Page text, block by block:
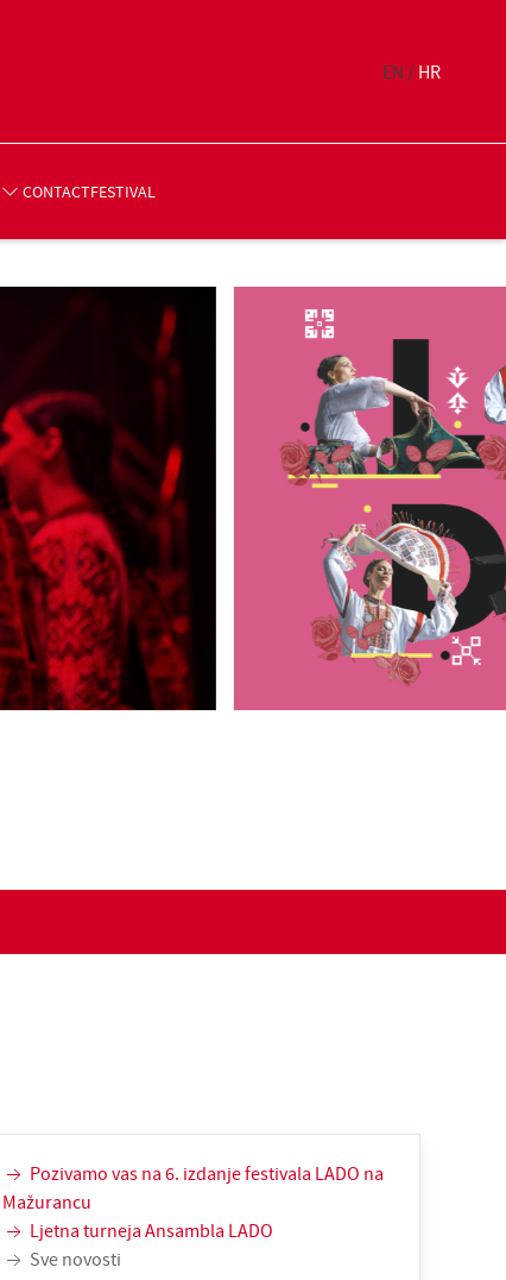
EN / HR
CONTACTFESTIVAL
Pozivamo vas na 6. izdanje festivala LADO na
Mažurancu
Ljetna turneja Ansambla LADO
Sve novosti